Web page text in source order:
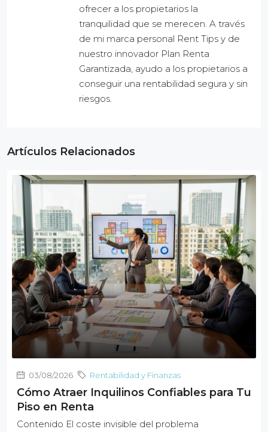
ofrecer a los propietarios la
tranquilidad que se merecen. A través
de mi marca personal Rent Tips y de
nuestro innovador Plan Renta
Garantizada, ayudo a los propietarios a
conseguir una rentabilidad segura y sin
riesgos.
Artículos Relacionados
03/08/2026 Rentabilidad y Finanzas
Cómo Atraer Inquilinos Confiables para Tu
Piso en Renta
Contenido El coste invisible del problema